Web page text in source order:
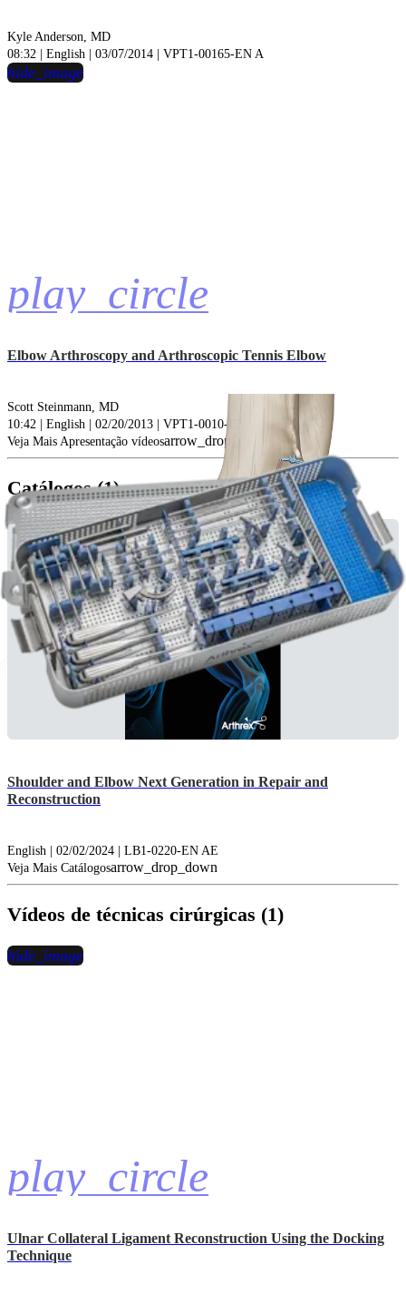
Kyle Anderson, MD
08:32 | English | 03/07/2014 | VPT1-00165-EN A
play_circle
hide_image
Elbow Arthroscopy and Arthroscopic Tennis Elbow
Scott Steinmann, MD
10:42 | English | 02/20/2013 | VPT1-0010-EN A
Veja Mais Apresentação vídeosarrow_drop_down
Catálogos (1)
Shoulder and Elbow Next Generation in Repair and
Reconstruction
English | 02/02/2024 | LB1-0220-EN AE
Veja Mais Catálogosarrow_drop_down
Vídeos de técnicas cirúrgicas (1)
play_circle
hide_image
Ulnar Collateral Ligament Reconstruction Using the Docking
Technique